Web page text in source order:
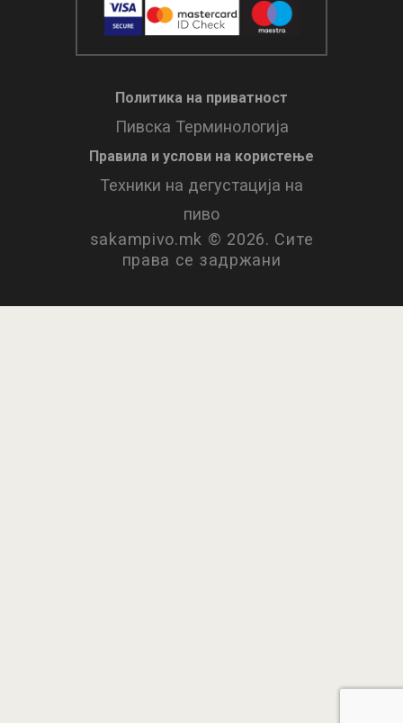
Политика на приватност
Пивска Терминологија
Правила и услови нa користење
Техники на дегустација на
пиво
sakampivo.mk © 2026. Сите
права се задржани